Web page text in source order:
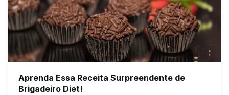
Aprenda Essa Receita Surpreendente de
Brigadeiro Diet!